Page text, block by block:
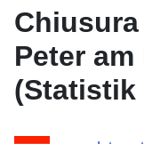
Peter am
(Statistik